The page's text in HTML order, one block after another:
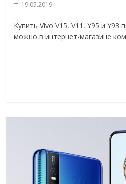
19.05.2019
Купить Vivo V15, V11, Y95 и Y93
можно в интернет-магазине